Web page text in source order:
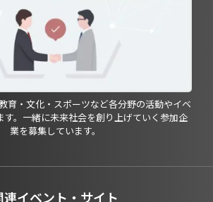
育・文化・スポーツなど各分野の活動やイベ
す。一緒に未来社会を創り上げていく参加企
業を募集しています。
連イベント・サイト